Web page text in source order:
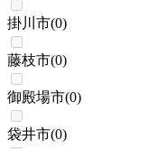
掛川市(0)
藤枝市(0)
御殿場市(0)
袋井市(0)